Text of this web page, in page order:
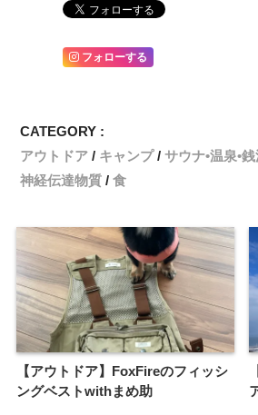
フォローする
CATEGORY :
アウトドア
キャンプ サウナ•温泉•
神経伝達物質
食
【アウトドア】FoxFireのフィッシ
ングベストwithまめ助